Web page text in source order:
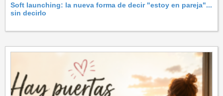
Soft launching: la nueva forma de decir "estoy en pareja"...
sin decirlo